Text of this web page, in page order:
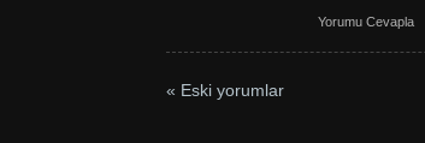
Yorumu Cevapla
« Eski yorumlar